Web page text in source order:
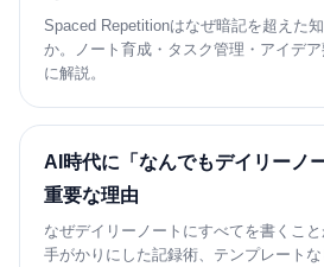
Spaced Repetitionはなぜ暗記を超えた
か。ノート育成・タスク管理・アイデ
に解説。
AI時代に「なんでもデイリーノ
重要な理由
なぜデイリーノートにすべてを書くこ
手がかりにした記録術、テンプレート